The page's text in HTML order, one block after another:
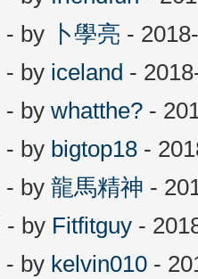
- by 卜學亮 -
- by iceland -
- by whatthe? -
- by bigtop18 -
- by 龍馬精神 -
- by Fitfitguy -
- by kelvin010 -